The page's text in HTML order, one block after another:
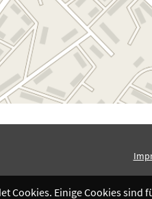
Cookies. Einige Cookies